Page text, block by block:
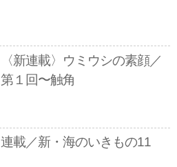
〈新連載〉ウミウシの素顔／
第１回〜触角
連載／新・海のいきもの11